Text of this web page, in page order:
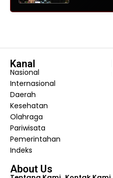
Kanal
Nasional
Internasional
Daerah
Kesehatan
Olahraga
Pariwisata
Pemerintahan
Indeks
About Us